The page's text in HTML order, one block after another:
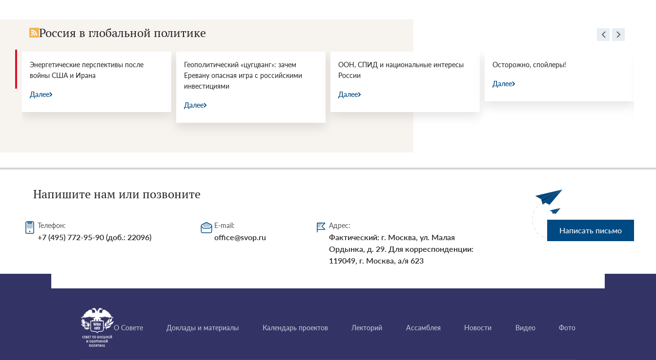
Россия в глобальной политике
Энергетические перспективы после
войны США и Ирана
Далее
Геополитический «цугцванг»: зачем
Еревану опасная игра с российскими
инвестициями
Далее
ООН, СПИД и национальные интересы
России
Далее
Осторожно, спойлеры!
Далее
Напишите нам или позвоните
Телефон:
+7 (495) 772-95-90 (доб.: 22096)
E-mail:
office@svop.ru
Адрес:
Фактический: г. Москва, ул. Малая
Ордынка, д. 29. Для корреспонденции:
119049, г. Москва, а/я 623
Написать письмо
О Совете Доклады и материалы Календарь проектов Лекторий Ассамблея Новости Видео Фото